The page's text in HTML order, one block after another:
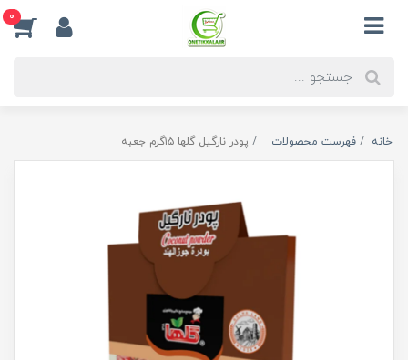
0
خانه فهرست محصولات پودر نارگیل گلها ۱۵گرم جعبه